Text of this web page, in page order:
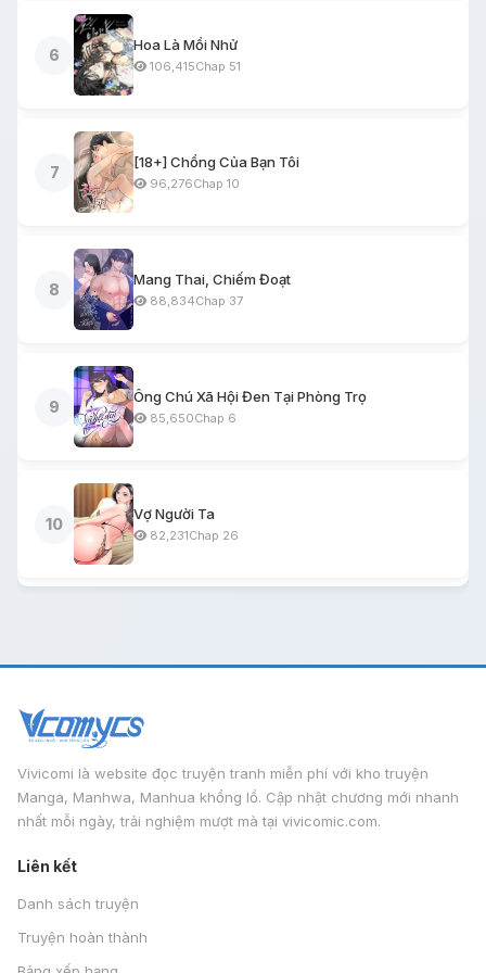
Chương 3 - Chap 3
Chương 2 - Chap 2
6
Hoa Là Mồi Nhử
106,415Chap 51
7
[18+] Chồng Của Bạn Tôi
96,276Chap 10
8
Mang Thai, Chiếm Đoạt
88,834Chap 37
9
Ông Chú Xã Hội Đen Tại Phòng Trọ
85,650Chap 6
10
Vợ Người Ta
82,231Chap 26
Vivicomi là website đọc truyện tranh miễn phí với kho truyện
Manga, Manhwa, Manhua khổng lồ. Cập nhật chương mới nhanh
nhất mỗi ngày, trải nghiệm mượt mà tại vivicomic.com.
Liên kết
Danh sách truyện
Truyện hoàn thành